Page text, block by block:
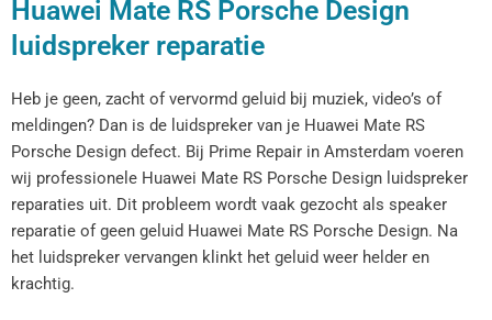
Huawei Mate RS Porsche Design
luidspreker reparatie
Heb je geen, zacht of vervormd geluid bij muziek, video’s of
meldingen? Dan is de luidspreker van je Huawei Mate RS
Porsche Design defect. Bij Prime Repair in Amsterdam voeren
wij professionele Huawei Mate RS Porsche Design luidspreker
reparaties uit. Dit probleem wordt vaak gezocht als speaker
reparatie of geen geluid Huawei Mate RS Porsche Design. Na
het luidspreker vervangen klinkt het geluid weer helder en
krachtig.